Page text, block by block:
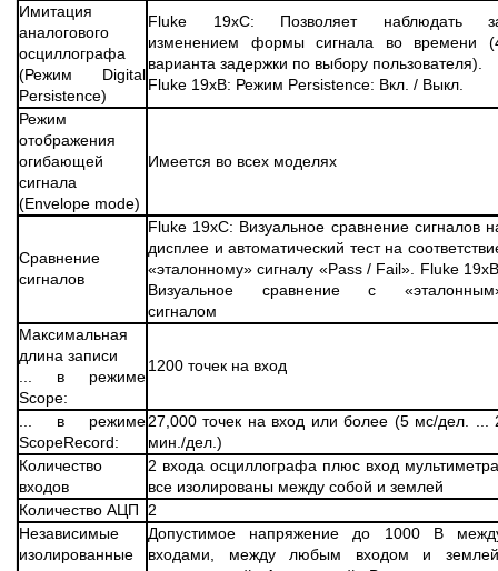
Имитация
аналогового
осциллографа
(Режим Digital
Persistence)
Fluke 19xC: Позволяет наблюдать
изменением формы сигнала во времени
варианта задержки по выбору пользователя).
Fluke 19xB: Режим Persistence: Вкл. / Выкл.
Режим
отображения
огибающей
сигнала
(Envelope mode)
Имеется во всех моделях
Сравнение
сигналов
Fluke 19xC: Визуальное сравнение сигналов
дисплее и автоматический тест на
«эталонному» сигналу «Pass / Fail». Fluke
Визуальное сравнение с
сигналом
Максимальная
длина записи
... в режиме
Scope:
1200 точек на вход
... в режиме
ScopeRecord:
27,000 точек на вход или более (5 мс/дел. ...
мин./дел.)
Количество
входов
2 входа осциллографа плюс вход
все изолированы между собой и землей
Количество АЦП
2
Независимые
изолированные
Допустимое напряжение до 1000 В
входами, между любым входом и